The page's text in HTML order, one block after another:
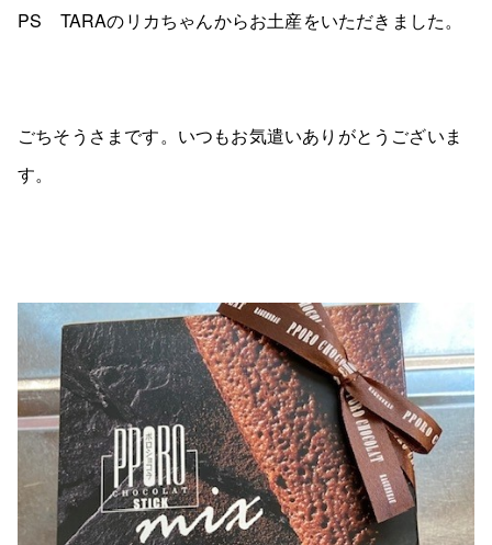
PS TARAのリカちゃんからお土産をいただきました。
ごちそうさまです。いつもお気遣いありがとうございま
す。